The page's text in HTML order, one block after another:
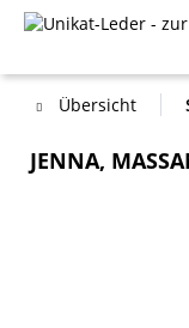
Übersicht
JENNA,